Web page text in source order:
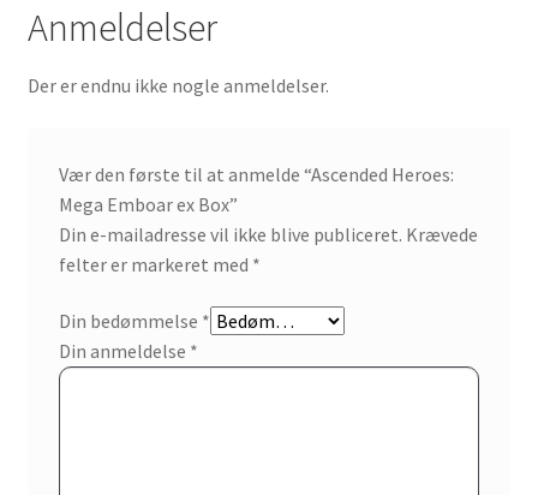
Anmeldelser
Der er endnu ikke nogle anmeldelser.
Vær den første til at anmelde “Ascended Heroes:
Mega Emboar ex Box”
Din e-mailadresse vil ikke blive publiceret. Krævede
felter er markeret med *
Din bedømmelse *
Din anmeldelse *